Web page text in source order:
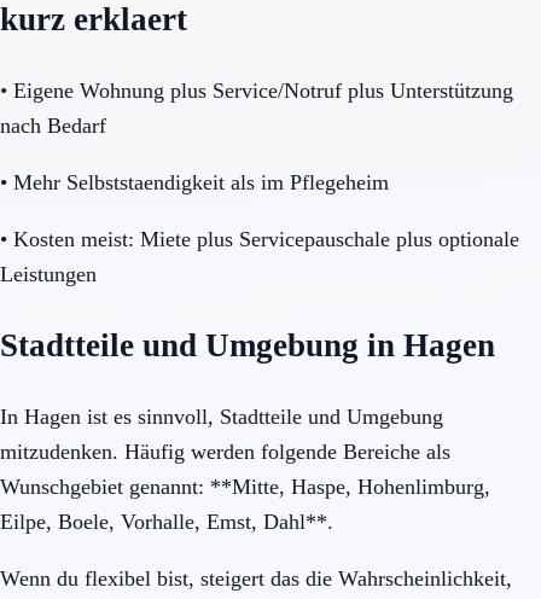
kurz erklaert
• Eigene Wohnung plus Service/Notruf plus Unterstützung
nach Bedarf
• Mehr Selbststaendigkeit als im Pflegeheim
• Kosten meist: Miete plus Servicepauschale plus optionale
Leistungen
Stadtteile und Umgebung in Hagen
In Hagen ist es sinnvoll, Stadtteile und Umgebung
mitzudenken. Häufig werden folgende Bereiche als
Wunschgebiet genannt: **Mitte, Haspe, Hohenlimburg,
Eilpe, Boele, Vorhalle, Emst, Dahl**.
Wenn du flexibel bist, steigert das die Wahrscheinlichkeit,